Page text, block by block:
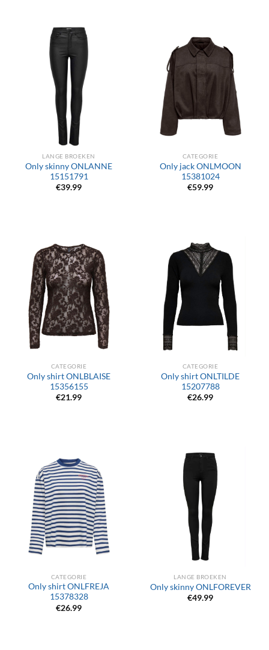
LANGE BROEKEN
Only skinny ONLANNE
15151791
€39.99
CATEGORIE
Only jack ONLMOON
15381024
€59.99
CATEGORIE
Only shirt ONLBLAISE
15356155
€21.99
CATEGORIE
Only shirt ONLTILDE
15207788
€26.99
CATEGORIE
Only shirt ONLFREJA
15378328
€26.99
LANGE BROEKEN
Only skinny ONLFOREVER
€49.99